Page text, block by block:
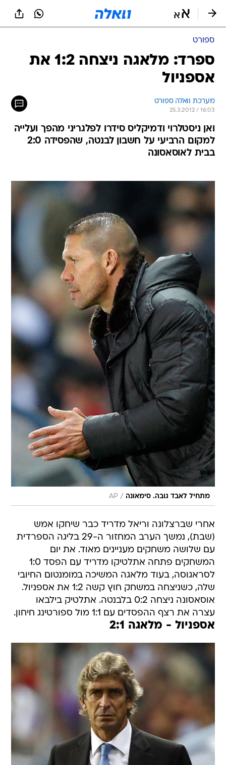
ספורט
ספרד: מלאגה ניצחה 1:2 את
אספניול
מערכת וואלה ספורט
25.3.2012 / 16:03
ואן ניסטלרוי ודמיקליס סידרו לפלגריני מהפך ועלייה
למקום הרביעי על חשבון לבנטה, שהפסידה 2:0
בבית לאוסאסונה
מתחיל לאבד גובה. סימאונה /
AP
אחרי שברצלונה וריאל מדריד כבר שיחקו אמש
(שבת), נמשך הערב המחזור ה-29 בליגה הספרדית
עם שלושה משחקים מעניינים מאוד. את יום
המשחקים פתחה אתלטיקו מדריד עם הפסד 1:0
לסראגוסה, בעוד מלאגה המשיכה במומנטום החיובי
שלה, כשניצחה במשחק חוץ קשה 1:2 את אספניול.
אוסאסונה ניצחה 0:2 בלבנטה. אתלטיק בילבאו
עצרה את רצף ההפסדים עם 1:1 מול ספורטינג חיחון.
אספניול - מלאגה 2:1